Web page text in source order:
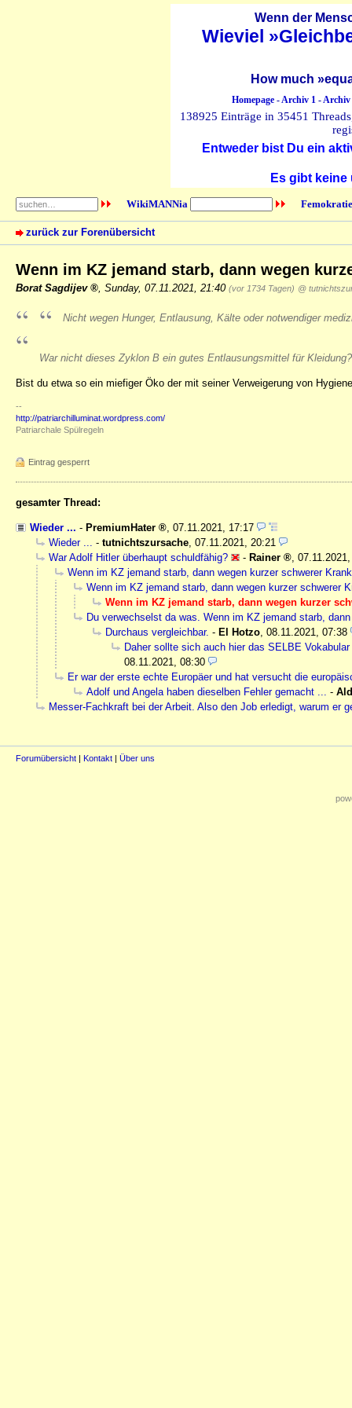
Wenn der
Wieviel
How much
Homepage-Archiv 1-Archiv
138925 Einträge in 35451
Entweder bist Du ein
Es gibt
WikiMANNia
zurück zur Forenübersicht
Wenn im KZ jemand starb, dann wegen
Borat Sagdijev Sunday, 07.11.2021, 21:40 (vor 1734 Tagen) @
Nicht wegen Hunger, Entlausung, Kälte oder notwendiger
War nicht dieses Zyklon B ein gutes Entlausungsmittel für Kleidung?
Bist du etwa so ein miefiger Öko der mit seiner Verweigerung von
--
http://patriarchilluminat.wordpress.com/
Patriarchale Spülregeln
Eintrag gesperrt
gesamter Thread:
Wieder ... - PremiumHater , 07.11.2021, 17:17
Wieder ... - tutnichtszursache, 07.11.2021, 20:21
War Adolf Hitler überhaupt schuldfähig?
- Rainer ,
Wenn im KZ jemand starb, dann wegen kurzer schwerer
Wenn im KZ jemand starb, dann wegen kurzer schwerer
Wenn im KZ jemand starb, dann wegen kurzer
Du verwechselst da was. Wenn im KZ jemand starb,
Durchaus vergleichbar. - El Hotzo, 08.11.2021, 07:38
Daher sollte sich auch hier das SELBE
08.11.2021, 08:30
Er war der erste echte Europäer und hat versucht die
Adolf und Angela haben dieselben Fehler gemacht ... -
Messer-Fachkraft bei der Arbeit. Also den Job erledigt, warum er
Forumübersicht | Kontakt | Über uns